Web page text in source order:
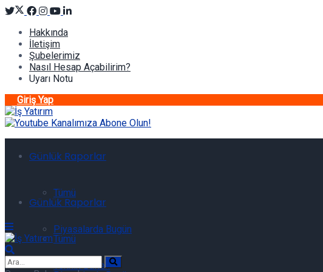
Hakkında
İletişim
Şubelerimiz
Nasıl Hesap Açabilirim?
Uyarı Notu
Giriş Yap
Günlük Raporlar
Tümü
Piyasalarda Bugün
Teknik Bülten
Günlük Raporlar
Tümü